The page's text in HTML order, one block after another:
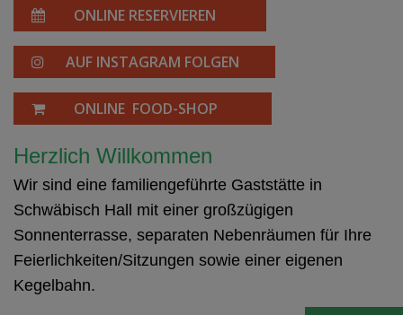
ONLINE RESERVIEREN
AUF INSTAGRAM FOLGEN
ONLINE FOOD-SHOP
Herzlich Willkommen
Wir sind eine familiengeführte Gaststätte in
Schwäbisch Hall mit einer großzügigen
Sonnenterrasse, separaten Nebenräumen für Ihre
Feierlichkeiten/Sitzungen sowie einer eigenen
Kegelbahn.